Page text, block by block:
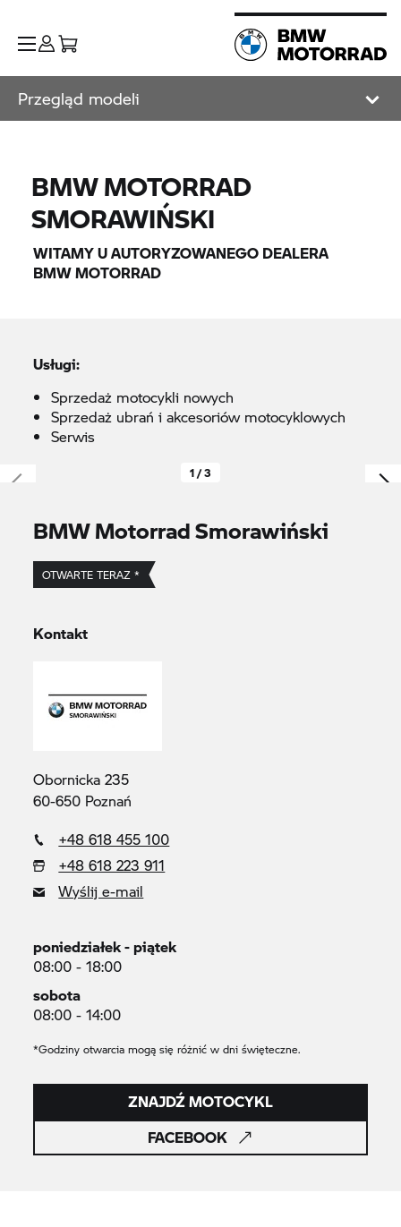
Przegląd modeli
BMW MOTORRAD
SMORAWIŃSKI
WITAMY U AUTORYZOWANEGO DEALERA
BMW MOTORRAD
Usługi:
Sprzedaż motocykli nowych
Sprzedaż ubrań i akcesoriów motocyklowych
Serwis
1 / 3
BMW Motorrad Smorawiński
OTWARTE TERAZ *
Kontakt
Obornicka 235
60-650 Poznań
+48 618 455 100
+48 618 223 911
Wyślij e-mail
poniedziałek - piątek
08:00 - 18:00
sobota
08:00 - 14:00
*Godziny otwarcia mogą się różnić w dni święteczne.
ZNAJDŹ MOTOCYKL
FACEBOOK